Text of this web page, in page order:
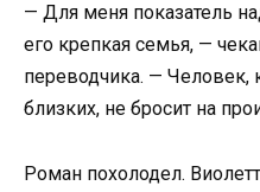
— Для меня показатель
его крепкая семья, —
переводчика. — Человек,
близких, не бросит на
Роман похолодел.